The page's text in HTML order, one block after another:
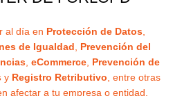
al día en Protección de Datos,
de Igualdad
Prevención del
, eCommerce, Prevención de
y Registro Retributivo , entre otras
afectar a tu empresa o entidad.